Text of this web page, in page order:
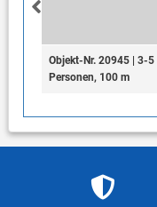
Objekt-Nr. 20945 | 3-5
Personen, 100 m